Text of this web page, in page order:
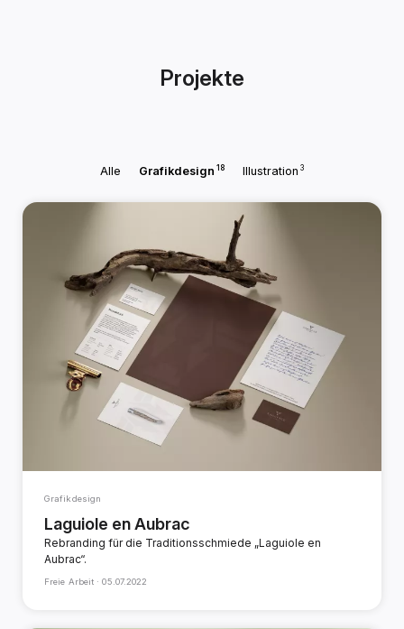
Projekte
Alle Grafikdesign 18 Illustration 3
Grafikdesign
Laguiole en Aubrac
Rebranding für die Traditionsschmiede „Laguiole en
Aubrac“.
Freie Arbeit ·05.07.2022